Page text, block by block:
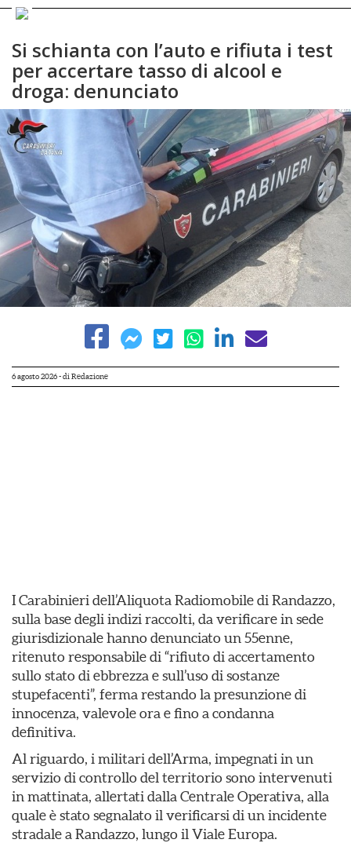
Si schianta con l’auto e rifiuta i test
per accertare tasso di alcool e
droga: denunciato
6 agosto 2026- di Redazione
I Carabinieri dell’Aliquota Radiomobile di Randazzo,
sulla base degli indizi raccolti, da verificare in sede
giurisdizionale hanno denunciato un 55enne,
ritenuto responsabile di “rifiuto di accertamento
sullo stato di ebbrezza e sull’uso di sostanze
stupefacenti”, ferma restando la presunzione di
innocenza, valevole ora e fino a condanna
definitiva.
Al riguardo, i militari dell’Arma, impegnati in un
servizio di controllo del territorio sono intervenuti
in mattinata, allertati dalla Centrale Operativa, alla
quale è stato segnalato il verificarsi di un incidente
stradale a Randazzo, lungo il Viale Europa.